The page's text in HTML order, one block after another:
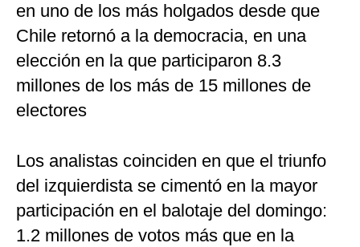
en uno de los más holgados desde que
Chile retornó a la democracia, en una
elección en la que participaron 8.3
millones de los más de 15 millones de
electores
Los analistas coinciden en que el triunfo
del izquierdista se cimentó en la mayor
participación en el balotaje del domingo:
1.2 millones de votos más que en la